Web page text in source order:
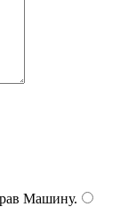
Машину.